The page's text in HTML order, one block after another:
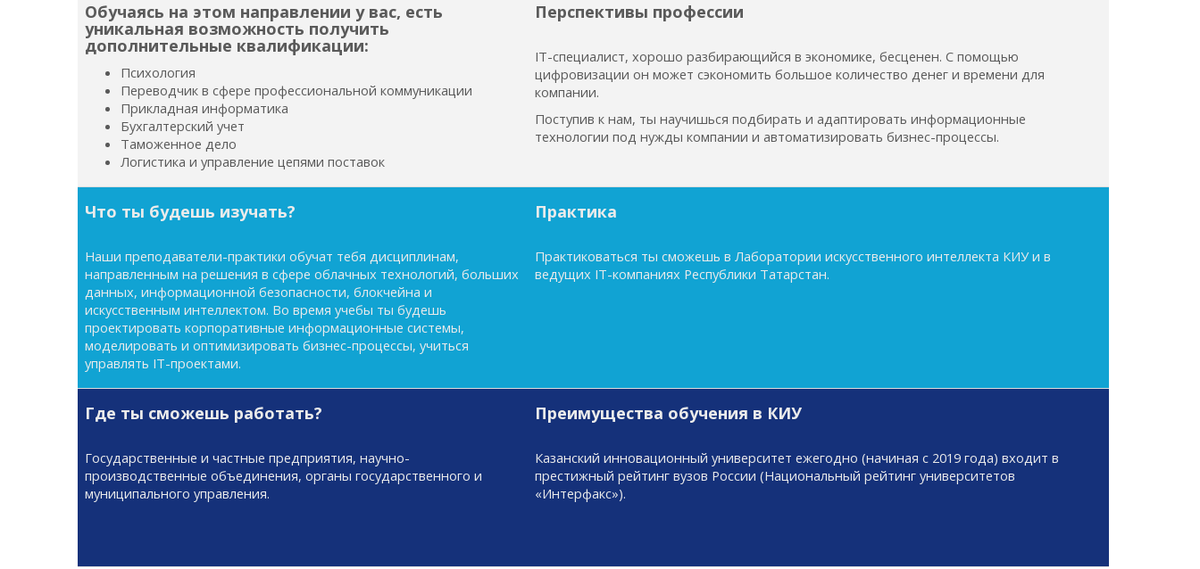
Обучаясь на этом направлении у вас, есть
уникальная возможность получить
дополнительные квалификации:
Психология
Переводчик в сфере профессиональной коммуникации
Прикладная информатика
Бухгалтерский учет
Таможенное дело
Логистика и управление цепями поставок
Перспективы профессии
IT-специалист, хорошо разбирающийся в экономике, бесценен. С помощью
цифровизации он может сэкономить большое количество денег и времени для
компании.
Поступив к нам, ты научишься подбирать и адаптировать информационные
технологии под нужды компании и автоматизировать бизнес-процессы.
Что ты будешь изучать?
Наши преподаватели-практики обучат тебя дисциплинам,
направленным на решения в сфере облачных технологий, больших
данных, информационной безопасности, блокчейна и
искусственным интеллектом. Во время учебы ты будешь
проектировать корпоративные информационные системы,
моделировать и оптимизировать бизнес-процессы, учиться
управлять IT-проектами.
Практика
Практиковаться ты сможешь в Лаборатории искусственного интеллекта КИУ и в
ведущих IT-компаниях Республики Татарстан.
Где ты сможешь работать?
Государственные и частные предприятия, научно-
производственные объединения, органы государственного и
муниципального управления.
Преимущества обучения в КИУ
Казанский инновационный университет ежегодно (начиная с 2019 года) входит в
престижный рейтинг вузов России (Национальный рейтинг университетов
«Интерфакс»).